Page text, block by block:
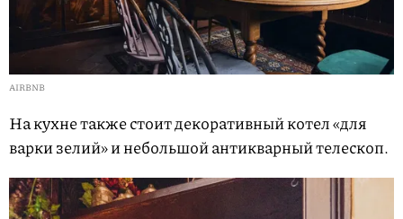
AIRBNB
На кухне также стоит декоративный котел «для
варки зелий» и небольшой антикварный телескоп.